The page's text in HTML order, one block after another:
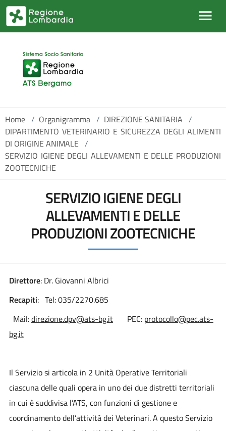
Salta al contenuto principale
Home / Organigramma / DIREZIONE SANITARIA /
DIPARTIMENTO VETERINARIO E SICUREZZA DEGLI ALIMENTI
DI ORIGINE ANIMALE /
SERVIZIO IGIENE DEGLI ALLEVAMENTI E DELLE PRODUZIONI
ZOOTECNICHE
SERVIZIO IGIENE DEGLI
ALLEVAMENTI E DELLE
PRODUZIONI ZOOTECNICHE
Direttore: Dr. Giovanni Albrici
Recapiti: Tel: 035/2270.685
Mail:direzione.dpv@ats-bg.it PEC: protocollo@pec.ats-
bg.it
Il Servizio si articola in 2 Unità Operative Territoriali
ciascuna delle quali opera in uno dei due distretti territoriali
in cui è suddivisa l’ATS, con funzioni di gestione e
coordinamento dell’attività dei Veterinari. A questo Servizio